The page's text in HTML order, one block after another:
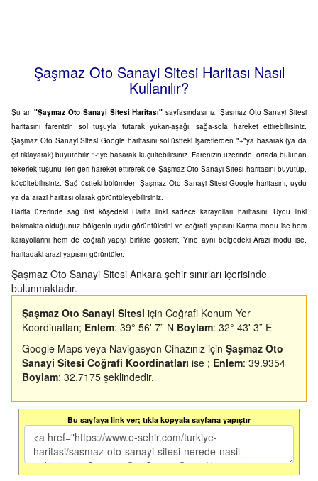
Şaşmaz Oto Sanayi Sitesi Haritası Nasıl
Kullanılır?
Şu an"Şaşmaz Oto Sanayi Sitesi Haritası" sayfasındasınız. Şaşmaz Oto Sanayi Sitesi
haritasını farenizin sol tuşuyla tutarak yukarı-aşağı, sağa-sola hareket ettirebilirsiniz.
Şaşmaz Oto Sanayi Sitesi Google haritasını sol üstteki işaretlerden "+"ya basarak (ya da
çif tıklayarak) büyütebilir, "-"ye basarak küçültebilirsiniz. Farenizin üzerinde, ortada bulunan
tekerlek tuşunu ileri-geri hareket ettirerek de Şaşmaz Oto Sanayi Sitesi haritasını büyütüp,
küçültebilirsiniz. Sağ üstteki bölümden Şaşmaz Oto Sanayi Sitesi Google haritasını, uydu
ya da arazi haritası olarak görüntüleyebilirsiniz.
Harita üzerinde sağ üst köşedeki Harita linki sadece karayolları haritasını, Uydu linki
bakmakta olduğunuz bölgenin uydu görüntülerini ve coğrafi yapısını Karma modu ise hem
karayollarını hem de coğrafi yapıyı birlikte gösterir. Yine aynı bölgedeki Arazi modu ise,
haritadaki arazi yapısını görüntüler.
Şaşmaz Oto Sanayi Sitesi Ankara şehir sınırları içerisinde
bulunmaktadır.
Şaşmaz Oto Sanayi Sitesi için Coğrafi Konum Yer
Koordinatları; Enlem: 39° 56' 7¨ N Boylam: 32° 43' 3¨ E
Google Maps veya Navigasyon Cihazınız için Şaşmaz Oto
Sanayi Sitesi Coğrafi Koordinatları ise ; Enlem: 39.9354
Boylam: 32.7175 şeklindedir.
Bu sayfaya link ver; tıkla kopyala sayfana yapıştır